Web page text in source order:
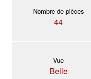
Nombre de pièces
44
Vue
Belle